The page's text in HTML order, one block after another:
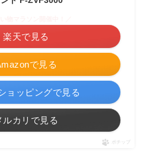
で見る
楽天で見る
ョッピングで見る
ルカリで見る
ポチップ